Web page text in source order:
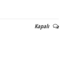
Kapalı